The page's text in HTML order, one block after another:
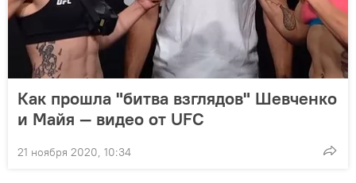
Как прошла "битва взглядов" Шевченко
и Майя — видео от UFC
21 ноября 2020, 10:34